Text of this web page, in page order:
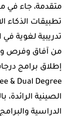
متقدمة، جاء في
تطبيقات الذكاء
تدريبية لغوية في
من آفاق وفرص
الصينية
الدراسية